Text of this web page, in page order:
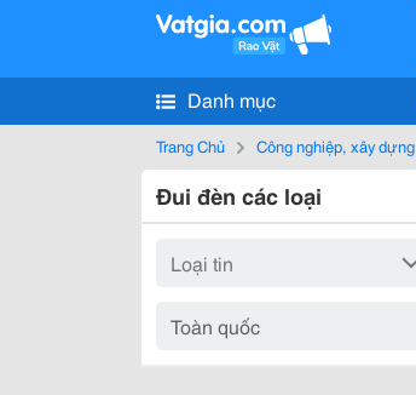
Danh mục
Trang Chủ Công nghiệp, xây dựng
Đui đèn các loại